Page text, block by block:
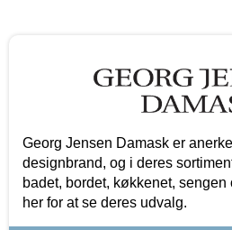
Georg Jensen Damask er
designbrand, og i deres
badet, bordet, køkkenet,
her for at se deres udvalg.